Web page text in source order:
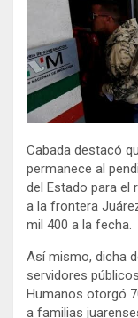
Cabada destacó
permanece al
del Estado para el
a la frontera
mil 400 a la fecha.
Así mismo, dicha
servidores
Humanos otorgó
a familias